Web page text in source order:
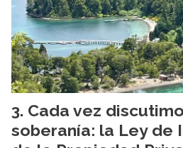
Cada vez
soberanía: la Ley de